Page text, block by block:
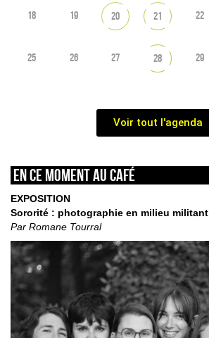
18 19 20 21 22
25 26 27 28 29
Voir tout l'agenda
En ce moment au café
EXPOSITION
Sororité : photographie en milieu militant
Par Romane Tourral